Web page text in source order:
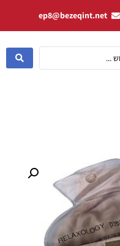
ep8@bezeqint.net